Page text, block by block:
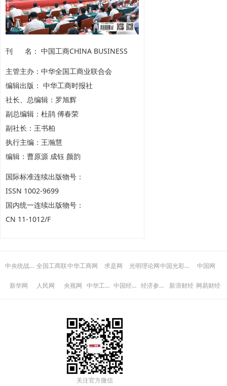
刊 名： 中国工商CHINA BUSINESS
主管主办：中华全国工商业联合会
编辑出版： 中华工商时报社
社长、总编辑：罗旭辉
副总编辑：杜鹃 傅春荣
副社长：王书柏
执行主编：王瀚慧
编辑：曹原源 成钰 颜韵
国际标准连续出版物号：
ISSN 1002-9699
国内统一连续出版物号：
CN 11-1012/F
关注官方微信
中央统战部网站 全国工商联中华工商网 求是网 光明理论网 中国光彩事业 中国网
新华网 人民网 央视网 中华工商时报 中国经济网 经济参考报 新浪财经 网易财经